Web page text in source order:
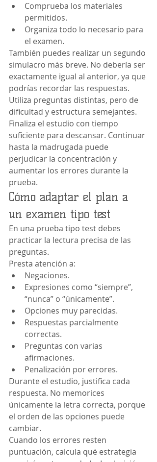
Comprueba los materiales
permitidos.
Organiza todo lo necesario para
el examen.
También puedes realizar un segundo
simulacro más breve. No debería ser
exactamente igual al anterior, ya que
podrías recordar las respuestas.
Utiliza preguntas distintas, pero de
dificultad y estructura semejantes.
Finaliza el estudio con tiempo
suficiente para descansar. Continuar
hasta la madrugada puede
perjudicar la concentración y
aumentar los errores durante la
prueba.
Cómo adaptar el plan a
un examen tipo test
En una prueba tipo test debes
practicar la lectura precisa de las
preguntas.
Presta atención a:
Negaciones.
Expresiones como “siempre”,
“nunca” o “únicamente”.
Opciones muy parecidas.
Respuestas parcialmente
correctas.
Preguntas con varias
afirmaciones.
Penalización por errores.
Durante el estudio, justifica cada
respuesta. No memorices
únicamente la letra correcta, porque
el orden de las opciones puede
cambiar.
Cuando los errores resten
puntuación, calcula qué estrategia